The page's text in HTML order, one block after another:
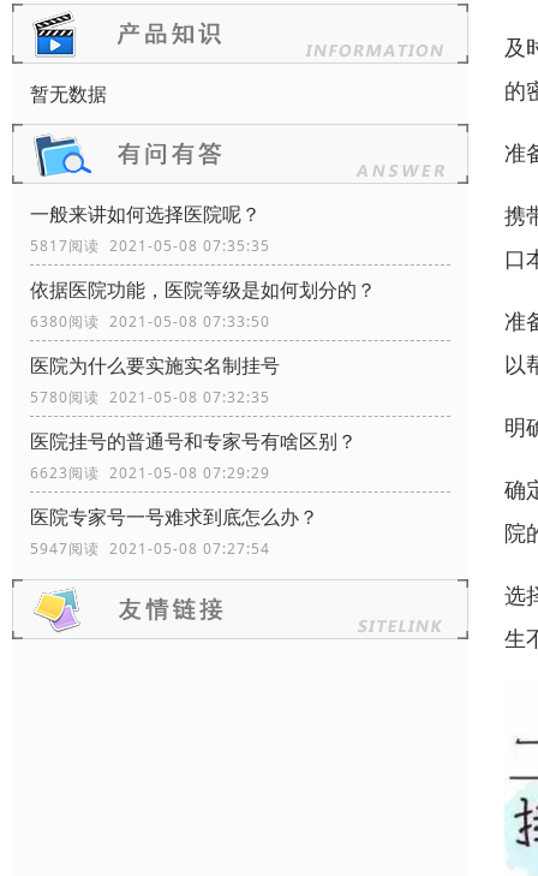
暂无数据
一般来讲如何选择医院呢？
5817阅读 2021-05-08 07:35:35
依据医院功能，医院等级是如何划分的？
6380阅读 2021-05-08 07:33:50
医院为什么要实施实名制挂号
5780阅读 2021-05-08 07:32:35
医院挂号的普通号和专家号有啥区别？
6623阅读 2021-05-08 07:29:29
医院专家号一号难求到底怎么办？
5947阅读 2021-05-08 07:27:54
及
的
准
携
口
准
以
明
确
院
选
生